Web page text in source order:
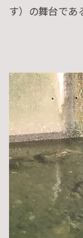
す）の舞台であ